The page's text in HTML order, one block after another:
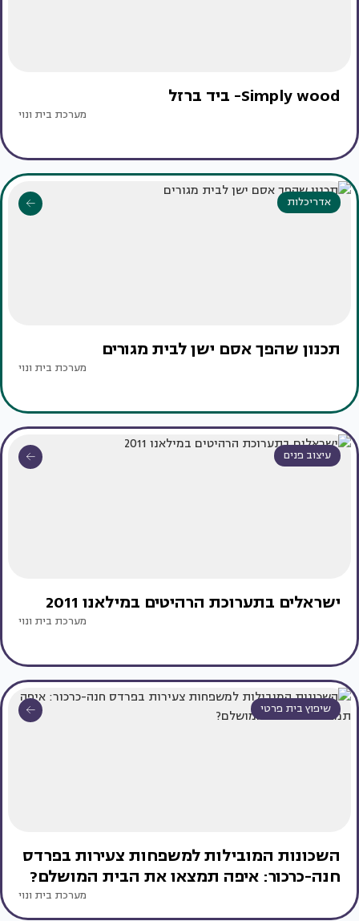
Simply wood- ביד ברזל
מערכת בית ונוי
אדריכלות
תכנון שהפך אסם ישן לבית מגורים
מערכת בית ונוי
עיצוב פנים
ישראלים בתערוכת הרהיטים במילאנו 2011
מערכת בית ונוי
שיפוץ בית פרטי
השכונות המובילות למשפחות צעירות בפרדס
חנה-כרכור: איפה תמצאו את הבית המושלם?
מערכת בית ונוי